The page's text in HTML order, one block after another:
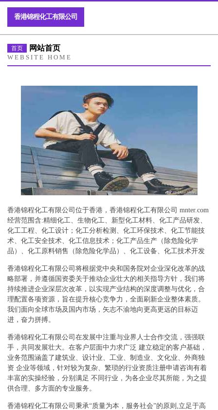
香港锦程化工有限公司
首页 网站首页
WEBSITE HOME
香港锦程化工有限公司位于香港，香港锦程化工有限公司 mnter.com
经营范围含:精细化工、生物化工、新型化工材料、化工产品研发、
化工工程、化工设计；化工分析检测、化工环保技术、化工节能技
术、化工安全技术、化工信息技术；化工产品生产（除危险化学
品）、化工原料销售（除危险化学品）、化工设备、化工技术开发
香港锦程化工有限公司将根据党中央和国务院对企业深化改革的战
略部署，并遵循国资委关于推动企业壮大的相关指导方针，我们将
持续推进企业深层次改革，以实现产业结构的深度调整与优化，合
理配置各项资源，旨在提升核心竞争力，全面刷新企业整体素质。
我们面向全球市场及国内市场，矢志不渝地向更高更远的目标迈
进，奋力拼搏。
香港锦程化工有限公司在发展中注重与业界人士合作交流，强强联
手，共同发展壮大。在客户层面中力求广泛 建立稳定的客户基础，
业务范围涵盖了建筑业、设计业、工业、制造业、文化业、外商独
资 企业等领域，针对较为复杂、繁琐的行业资质注册申请咨询有着
丰富的实操经验，分别满足 不同行业，为各企业尽其所能，为之提
供合理、多方面的专业服务。
香港锦程化工有限公司秉承“质量为本，服务社会”的原则,立足于高